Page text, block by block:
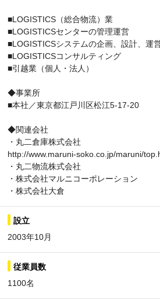
■LOGISTICS（総合物流）業
■LOGISTICSセンターの管理運営
■LOGISTICSシステムの企画、設計、運
■LOGISTICSコンサルティング
■引越業（個人・法人）
◆事業所
■本社／東京都江戸川区松江5-17-20
◆関連会社
・丸二倉庫株式会社
http://www.maruni-soko.co.jp/maruni/
・丸二物流株式会社
・株式会社マルニコーポレーション
・株式会社大倉
設立
2003年10月
従業員数
1100名